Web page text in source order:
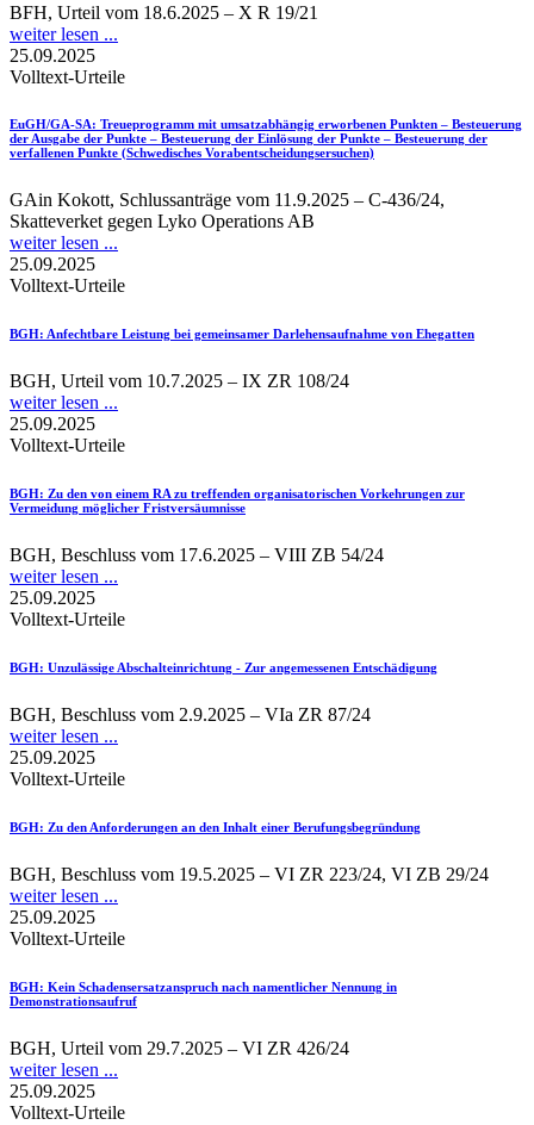
BFH, Urteil vom 18.6.2025 – X R 19/21
weiter lesen ...
25.09.2025
Volltext-Urteile
EuGH/GA-SA: Treueprogramm mit umsatzabhängig erworbenen Punkten – Besteuerung
der Ausgabe der Punkte – Besteuerung der Einlösung der Punkte – Besteuerung der
verfallenen Punkte (Schwedisches Vorabentscheidungsersuchen)
GAin Kokott, Schlussanträge vom 11.9.2025 – C-436/24,
Skatteverket gegen Lyko Operations AB
weiter lesen ...
25.09.2025
Volltext-Urteile
BGH: Anfechtbare Leistung bei gemeinsamer Darlehensaufnahme von Ehegatten
BGH, Urteil vom 10.7.2025 – IX ZR 108/24
weiter lesen ...
25.09.2025
Volltext-Urteile
BGH: Zu den von einem RA zu treffenden organisatorischen Vorkehrungen zur
Vermeidung möglicher Fristversäumnisse
BGH, Beschluss vom 17.6.2025 – VIII ZB 54/24
weiter lesen ...
25.09.2025
Volltext-Urteile
BGH: Unzulässige Abschalteinrichtung - Zur angemessenen Entschädigung
BGH, Beschluss vom 2.9.2025 – VIa ZR 87/24
weiter lesen ...
25.09.2025
Volltext-Urteile
BGH: Zu den Anforderungen an den Inhalt einer Berufungsbegründung
BGH, Beschluss vom 19.5.2025 – VI ZR 223/24, VI ZB 29/24
weiter lesen ...
25.09.2025
Volltext-Urteile
BGH: Kein Schadensersatzanspruch nach namentlicher Nennung in
Demonstrationsaufruf
BGH, Urteil vom 29.7.2025 – VI ZR 426/24
weiter lesen ...
25.09.2025
Volltext-Urteile